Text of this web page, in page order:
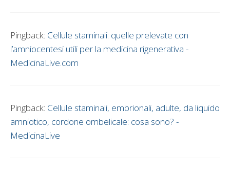
Pingback: Cellule staminali: quelle prelevate con
l’amniocentesi utili per la medicina rigenerativa -
MedicinaLive.com
Pingback: Cellule staminali, embrionali, adulte, da liquido
amniotico, cordone ombelicale: cosa sono? -
MedicinaLive